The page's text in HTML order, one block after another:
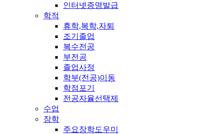
인터넷증명발급
학적
휴학,복학,자퇴
조기졸업
복수전공
부전공
졸업사정
학부(전공)이동
학점포기
전공자율선택제
수업
장학
주요장학도우미